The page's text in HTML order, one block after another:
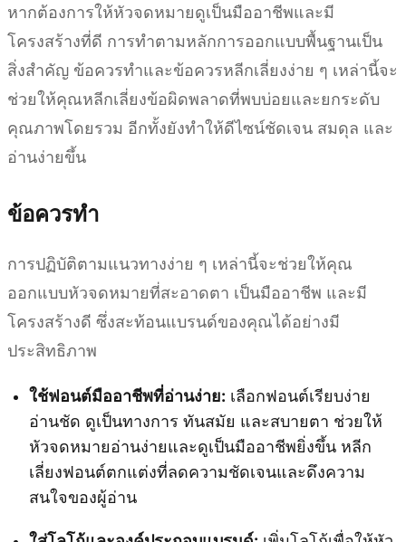
หากต้องการให้หัวจดหมายดูเป็นมืออาชีพและมี
โครงสร้างที่ดี การทำตามหลักการออกแบบพื้นฐานเป็น
สิ่งสำคัญ ข้อควรทำและข้อควรหลีกเลี่ยงง่าย ๆ เหล่านี้จะ
ช่วยให้คุณหลีกเลี่ยงข้อผิดพลาดที่พบบ่อยและยกระดับ
คุณภาพโดยรวม อีกทั้งยังทำให้ดีไซน์ชัดเจน สมดุล และ
อ่านง่ายขึ้น
ข้อควรทำ
การปฏิบัติตามแนวทางง่าย ๆ เหล่านี้จะช่วยให้คุณ
ออกแบบหัวจดหมายที่สะอาดตา เป็นมืออาชีพ และมี
โครงสร้างดี ซึ่งสะท้อนแบรนด์ของคุณได้อย่างมี
ประสิทธิภาพ
ใช้ฟอนต์มืออาชีพที่อ่านง่าย: เลือกฟอนต์เรียบง่าย
อ่านชัด ดูเป็นทางการ ทันสมัย และสบายตา ช่วยให้
หัวจดหมายอ่านง่ายและดูเป็นมืออาชีพยิ่งขึ้น หลีก
เลี่ยงฟอนต์ตกแต่งที่ลดความชัดเจนและดึงความ
สนใจของผู้อ่าน